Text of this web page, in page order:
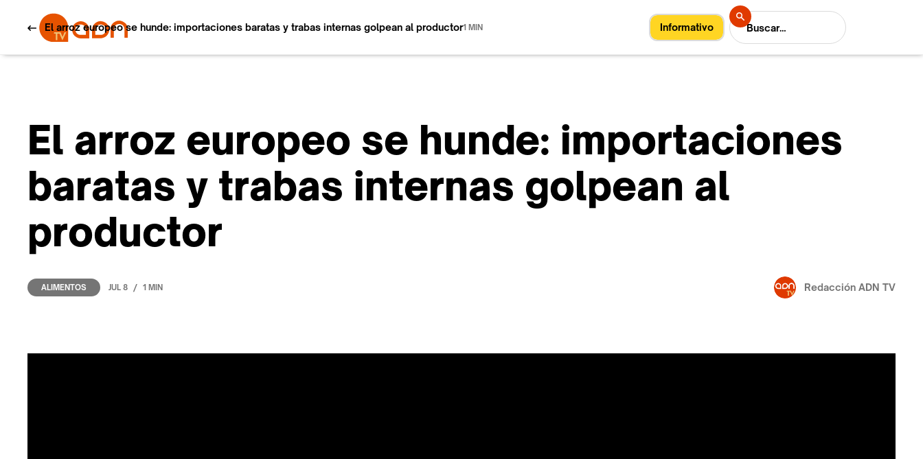
Informativo
El arroz europeo se hunde: importaciones baratas y trabas internas golpean al productor1 MIN
El arroz europeo se hunde: importaciones
baratas y trabas internas golpean al
productor
ALIMENTOS JUL 8 / 1 MIN Redacción ADN TV